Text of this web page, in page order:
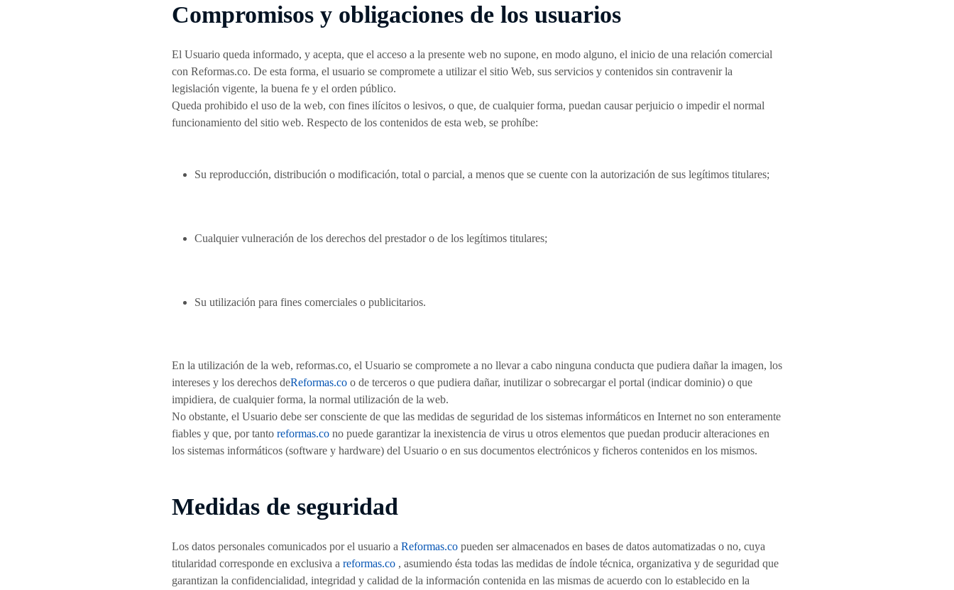
Compromisos y obligaciones de los usuarios
El Usuario queda informado, y acepta, que el acceso a la presente web no supone, en modo alguno, el inicio de una relación comercial
con Reformas.co. De esta forma, el usuario se compromete a utilizar el sitio Web, sus servicios y contenidos sin contravenir la
legislación vigente, la buena fe y el orden público.
Queda prohibido el uso de la web, con fines ilícitos o lesivos, o que, de cualquier forma, puedan causar perjuicio o impedir el normal
funcionamiento del sitio web. Respecto de los contenidos de esta web, se prohíbe:
Su reproducción, distribución o modificación, total o parcial, a menos que se cuente con la autorización de sus legítimos titulares;
Cualquier vulneración de los derechos del prestador o de los legítimos titulares;
Su utilización para fines comerciales o publicitarios.
En la utilización de la web, reformas.co, el Usuario se compromete a no llevar a cabo ninguna conducta que pudiera dañar la imagen, los
intereses y los derechos deReformas.coo de terceros o que pudiera dañar, inutilizar o sobrecargar el portal (indicar dominio) o que
impidiera, de cualquier forma, la normal utilización de la web.
No obstante, el Usuario debe ser consciente de que las medidas de seguridad de los sistemas informáticos en Internet no son enteramente
fiables y que, por tanto reformas.cono puede garantizar la inexistencia de virus u otros elementos que puedan producir alteraciones en
los sistemas informáticos (software y hardware) del Usuario o en sus documentos electrónicos y ficheros contenidos en los mismos.
Medidas de seguridad
Los datos personales comunicados por el usuario a Reformas.co pueden ser almacenados en bases de datos automatizadas o no, cuya
titularidad corresponde en exclusiva a reformas.co, asumiendo ésta todas las medidas de índole técnica, organizativa y de seguridad que
garantizan la confidencialidad, integridad y calidad de la información contenida en las mismas de acuerdo con lo establecido en la